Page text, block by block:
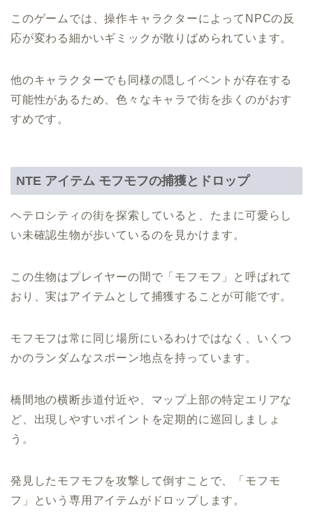
このゲームでは、操作キャラクターによってNPCの反
応が変わる細かいギミックが散りばめられています。
他のキャラクターでも同様の隠しイベントが存在する
可能性があるため、色々なキャラで街を歩くのがおす
すめです。
NTE アイテム モフモフの捕獲とドロップ
ヘテロシティの街を探索していると、たまに可愛らし
い未確認生物が歩いているのを見かけます。
この生物はプレイヤーの間で「モフモフ」と呼ばれて
おり、実はアイテムとして捕獲することが可能です。
モフモフは常に同じ場所にいるわけではなく、いくつ
かのランダムなスポーン地点を持っています。
橋間地の横断歩道付近や、マップ上部の特定エリアな
ど、出現しやすいポイントを定期的に巡回しましょ
う。
発見したモフモフを攻撃して倒すことで、「モフモ
フ」という専用アイテムがドロップします。